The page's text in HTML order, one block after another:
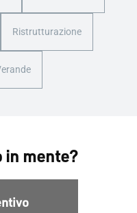
Ristrutturazione
in mente?